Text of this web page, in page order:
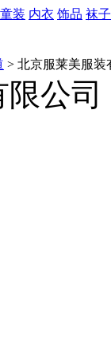
童装 内衣 饰品 袜子
> 北京服莱美服装
公司